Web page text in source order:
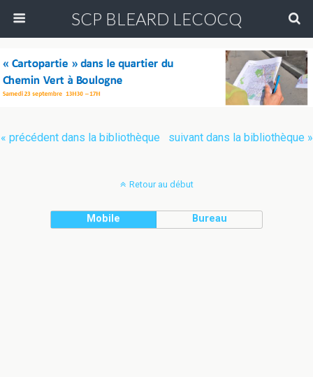
SCP BLEARD LECOCQ
« précédent dans la bibliothèque suivant dans la bibliothèque »
Retour au début
Mobile Bureau